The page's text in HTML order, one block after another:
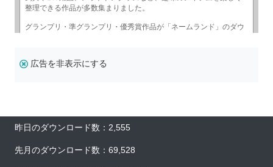
広告を非表示にする
昨日のダウンロード数：2,555
先月のダウンロード数：69,528